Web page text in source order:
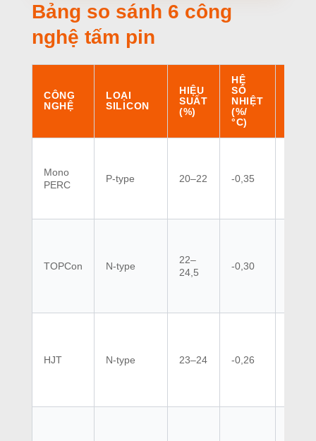
Bảng so sánh 6 công
nghệ tấm pin
CÔNG
NGHỆ
LOẠI
SILICON
HIỆU
SUẤT
(%)
HỆ
SỐ
NHIỆT
(%/
°C)
Mono
PERC
P-type 20–22 -0,35
TOPCon N-type
22–
24,5
-0,30
HJT N-type 23–24 -0,26